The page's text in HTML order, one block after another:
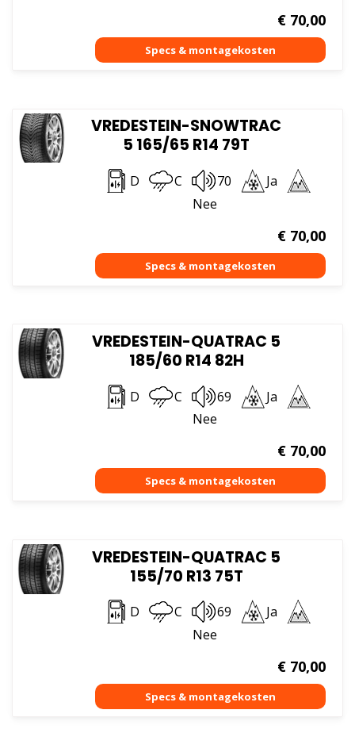
€70,00
VREDESTEIN-SNOWTRAC
5 165/65 R14 79T
D C 70
Ja
Nee
€70,00
VREDESTEIN-QUATRAC 5
185/60 R14 82H
D C 69
Ja
Nee
€70,00
VREDESTEIN-QUATRAC 5
155/70 R13 75T
D C 69
Ja
Nee
€70,00